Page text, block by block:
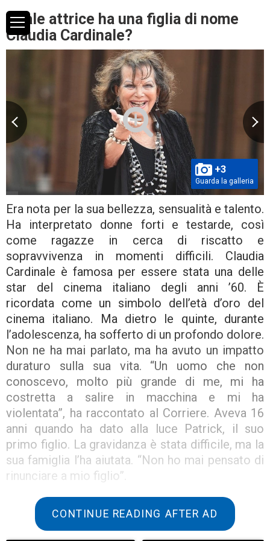
Quale attrice ha una figlia di nome
Claudia Cardinale?
+3
Guarda la galleria
Era nota per la sua bellezza, sensualità e talento.
Ha interpretato donne forti e testarde, così
come ragazze in cerca di riscatto e
sopravvivenza in momenti difficili. Claudia
Cardinale è famosa per essere stata una delle
star del cinema italiano degli anni ’60. È
ricordata come un simbolo dell’età d’oro del
cinema italiano. Ma dietro le quinte, durante
l’adolescenza, ha sofferto di un profondo dolore.
Non ne ha mai parlato, ma ha avuto un impatto
duraturo sulla sua vita. “Un uomo che non
conoscevo, molto più grande di me, mi ha
costretta a salire in macchina e mi ha
violentata”, ha raccontato al Corriere. Aveva 16
anni quando ha dato alla luce Patrick, il suo
primo figlio. La gravidanza è stata difficile, ma la
sua famiglia l’ha aiutata. “Non ho mai pensato di
rinunciare a mio figlio”.
Tutta la sua famiglia l’ha sostenuta con il
bambino, i suoi genitori e sua sorella Blanche. Lo
hanno accolto nella loro famiglia all’inizio della
CONTINUE READING AFTER AD